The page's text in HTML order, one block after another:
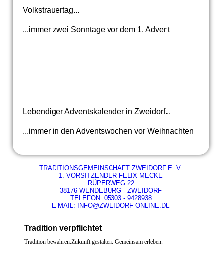
Volkstrauertag...
...immer zwei Sonntage vor dem 1. Advent
Lebendiger Adventskalender in Zweidorf...
...immer in den Adventswochen vor Weihnachten
TRADITIONSGEMEINSCHAFT ZWEIDORF E. V.
1. VORSITZENDER FELIX MECKE
RÜPERWEG 22
38176 WENDEBURG - ZWEIDORF
TELEFON: 05303 - 9428938
E-MAIL: INFO@ZWEIDORF-ONLINE.DE
Tradition verpflichtet
Tradition bewahren.Zukunft gestalten. Gemeinsam erleben.